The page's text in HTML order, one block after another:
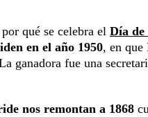
qué se celebra el Día de
en el año 1950, en que
ganadora fue una
nos remontan a 1868